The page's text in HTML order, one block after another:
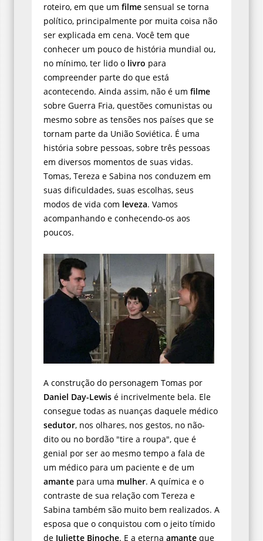
roteiro, em que um filme sensual se torna
político, principalmente por muita coisa não
ser explicada em cena. Você tem que
conhecer um pouco de história mundial ou,
no mínimo, ter lido o livro para
compreender parte do que está
acontecendo. Ainda assim, não é um filme
sobre Guerra Fria, questões comunistas ou
mesmo sobre as tensões nos países que se
tornam parte da União Soviética. É uma
história sobre pessoas, sobre três pessoas
em diversos momentos de suas vidas.
Tomas, Tereza e Sabina nos conduzem em
suas dificuldades, suas escolhas, seus
modos de vida com leveza. Vamos
acompanhando e conhecendo-os aos
poucos.
A construção do personagem Tomas por
Daniel Day-Lewis é incrivelmente bela. Ele
consegue todas as nuanças daquele médico
sedutor, nos olhares, nos gestos, no não-
dito ou no bordão "tire a roupa", que é
genial por ser ao mesmo tempo a fala de
um médico para um paciente e de um
amante para uma mulher. A química e o
contraste de sua relação com Tereza e
Sabina também são muito bem realizados. A
esposa que o conquistou com o jeito tímido
de Juliette Binoche. E a eterna amante que